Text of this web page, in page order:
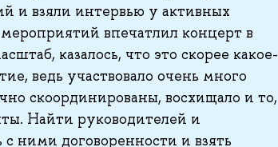
и взяли интервью у активных
впечатлил концерт в
казалось, что это скорее какое-
ведь участвовало очень много
скоординированы, восхищало и то,
Найти руководителей и
с ними договоренности и взять